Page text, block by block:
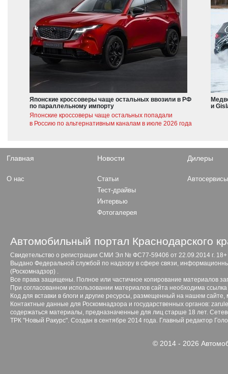
Японские кроссоверы чаще остальных ввозили в РФ
по параллельному импорту
Японские кроссоверы чаще остальных попадали
в Россию по альтернативным каналам в июле 2026 года
и
Главная
О нас
Новости
Статьи
Тест-драйвы
Интервью
Фотогалерея
Дилеры
Автосервисы
Автомобильный портал Краснодарского
Свидетельство о регистрации СМИ Эл № ФС77-59406 от 22.09.2014 г. 18+
Выдано Федеральной службой по надзору в сфере связи,
(Роскомнадзор) .
Все права защищены. Полное или частичное копирование материалов
При согласованном использовании материалов сайта необходима ссылка
Код для вставки в блоги и другие ресурсы, размещенный на нашем сайте,
Контактные данные для Роскомнадзора и государственных органов:
содержаться материалы, предназначенные для лиц старше 18 лет.
ТРК "Новый Ракурс". Создан в сентябре 2014 года. Главный редактор
© 2014 - 2026